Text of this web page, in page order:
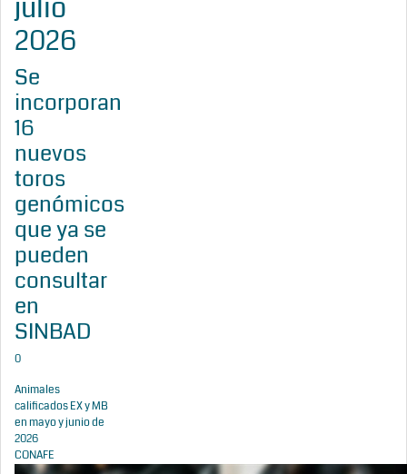
julio
2026
Se
incorporan
16
nuevos
toros
genómicos
que ya se
pueden
consultar
en
SINBAD
0
Animales
calificados EX y MB
en mayo y junio de
2026
CONAFE